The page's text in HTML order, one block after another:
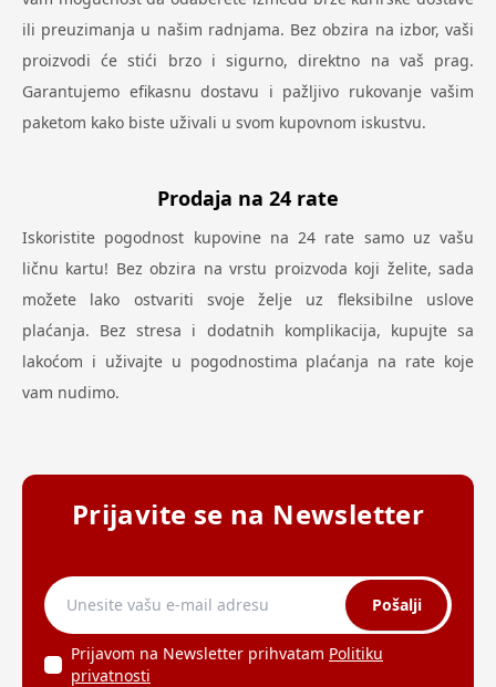
ili preuzimanja u našim radnjama. Bez obzira na izbor, vaši
proizvodi će stići brzo i sigurno, direktno na vaš prag.
Garantujemo efikasnu dostavu i pažljivo rukovanje vašim
paketom kako biste uživali u svom kupovnom iskustvu.
Prodaja na 24 rate
Iskoristite pogodnost kupovine na 24 rate samo uz vašu
ličnu kartu! Bez obzira na vrstu proizvoda koji želite, sada
možete lako ostvariti svoje želje uz fleksibilne uslove
plaćanja. Bez stresa i dodatnih komplikacija, kupujte sa
lakoćom i uživajte u pogodnostima plaćanja na rate koje
vam nudimo.
Prijavite se na Newsletter
Pošalji
Prijavom na Newsletter prihvatam Politiku
privatnosti